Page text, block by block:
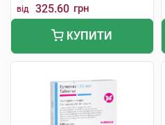
від 325.60 грн
КУПИТИ